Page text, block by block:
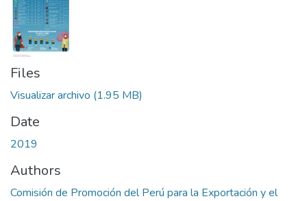
Files
Visualizar archivo (1.95 MB)
Date
2019
Authors
Comisión de Promoción del Perú para la Exportación y el